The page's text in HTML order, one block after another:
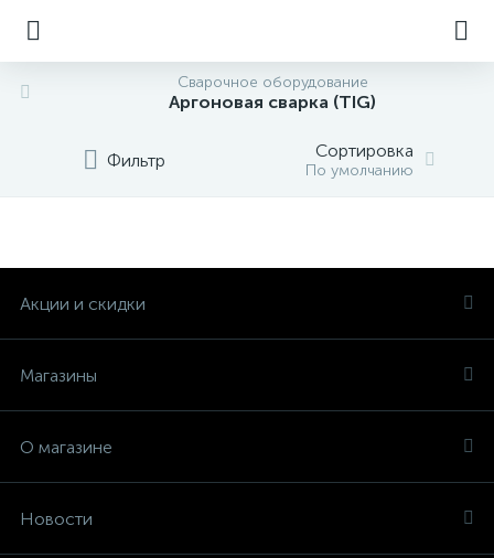
Сварочное оборудование
Аргоновая сварка (TIG)
Фильтр Сортировка
По умолчанию
Акции и скидки
Магазины
О магазине
Новости